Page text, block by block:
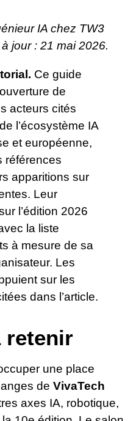
IA chez TW3
jour : 21 mai 2026.
Ce guide
de
acteurs cités
l’écosystème IA
et européenne,
références
apparitions sur
Leur
l’édition 2026
la liste
à mesure de sa
Les
sur les
dans l’article.
retenir
une place
de VivaTech
axes IA, robotique,